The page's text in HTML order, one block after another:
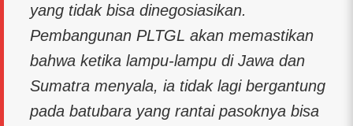
yang tidak bisa dinegosiasikan.
Pembangunan PLTGL akan memastikan
bahwa ketika lampu-lampu di Jawa dan
Sumatra menyala, ia tidak lagi bergantung
pada batubara yang rantai pasoknya bisa